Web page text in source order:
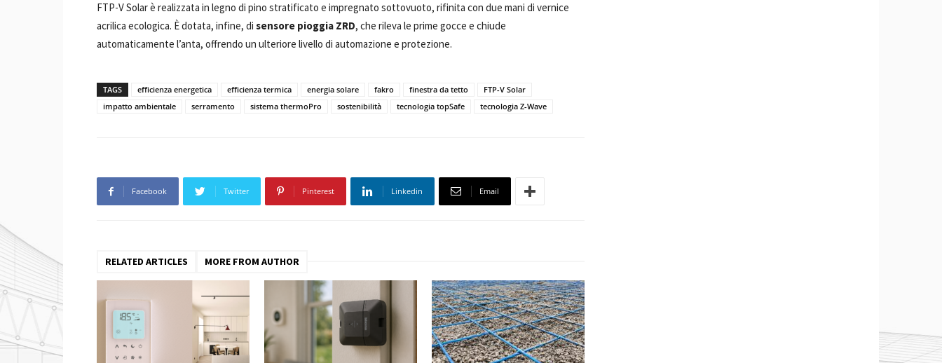
FTP-V Solar è realizzata in legno di pino stratificato e impregnato sottovuoto, rifinita con due mani di vernice
acrilica ecologica. È dotata, infine, di sensore pioggia ZRD, che rileva le prime gocce e chiude
automaticamente l’anta, offrendo un ulteriore livello di automazione e protezione.
TAGS efficienza energetica efficienza termica energia solare fakro finestra da tetto
FTP-V Solar
impatto ambientale
serramento sistema thermoPro sostenibilità tecnologia topSafe tecnologia Z-Wave
Facebook Twitter Pinterest Linkedin Email
RELATED ARTICLES MORE FROM AUTHOR